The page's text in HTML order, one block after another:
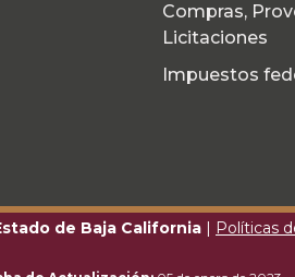
Compras,
Licitaciones
Impuestos
de Baja California | Políticas